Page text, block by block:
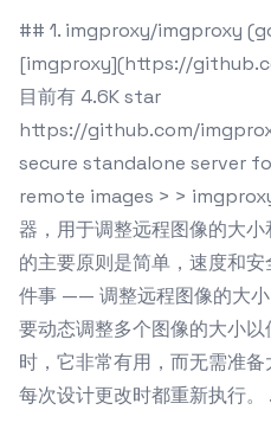
## 1. imgproxy/imgproxy
[imgproxy](https://
目前有 4.6K star
https://github.com/
secure standalone server
remote images > >
器，用于调整远程图像的大
的主要原则是简单，速度和
件事 —— 调整远程图像的大
要动态调整多个图像的大小
时，它非常有用，而无需准
每次设计更改时都重新执行。